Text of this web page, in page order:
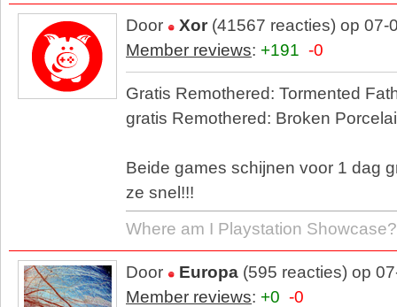
Door Xor (41567 reacties) op 07-
Member reviews: +191 -0
Gratis Remothered: Tormented
gratis Remothered: Broken
Beide games schijnen voor 1 dag
ze snel!!!
Where am I Playstation
Door Europa (595 reacties) op
Member reviews: +0 -0